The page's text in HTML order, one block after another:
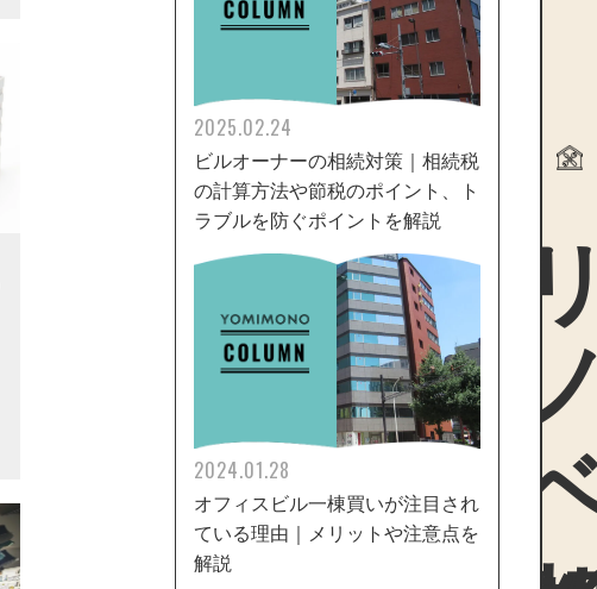
2025.02.24
ビルオーナーの相続対策｜相続税
の計算方法や節税のポイント、ト
ラブルを防ぐポイントを解説
2024.01.28
オフィスビル一棟買いが注目され
ている理由｜メリットや注意点を
解説
リ